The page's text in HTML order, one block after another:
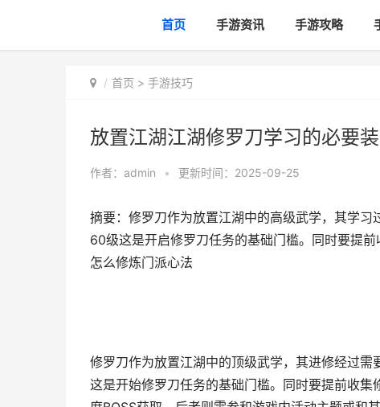
首页 手游资讯 手游攻略
首页 > 手游技巧
放置江湖江湖修罗刀学习的必要
作者： admin • 更新时间：2025-09-25
摘要：修罗刀作为放置江湖中的高级武学，其学
60级这是开启修罗刀任务的基础门槛。同时要提
怎么修炼门派心法
修罗刀作为放置江湖中的顶级武学，其进修经过
这是开始修罗刀任务的基础门槛。同时要提前收